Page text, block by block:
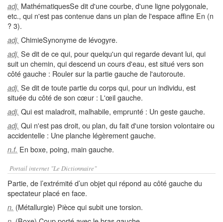
adj. MathématiquesSe dit d'une courbe, d'une ligne polygonale,
etc., qui n'est pas contenue dans un plan de l'espace affine En (n
? 3).
adj. ChimieSynonyme de lévogyre.
adj. Se dit de ce qui, pour quelqu'un qui regarde devant lui, qui
suit un chemin, qui descend un cours d'eau, est situé vers son
côté gauche : Rouler sur la partie gauche de l'autoroute.
adj. Se dit de toute partie du corps qui, pour un individu, est
située du côté de son cœur : L'œil gauche.
adj. Qui est maladroit, malhabile, emprunté : Un geste gauche.
adj. Qui n'est pas droit, ou plan, du fait d'une torsion volontaire ou
accidentelle : Une planche légèrement gauche.
n.f. En boxe, poing, main gauche.
Portail internet "Le Dictionnaire"
Partie, de l’extrémité d’un objet qui répond au côté gauche du
spectateur placé en face.
n. (Métallurgie) Pièce qui subit une torsion.